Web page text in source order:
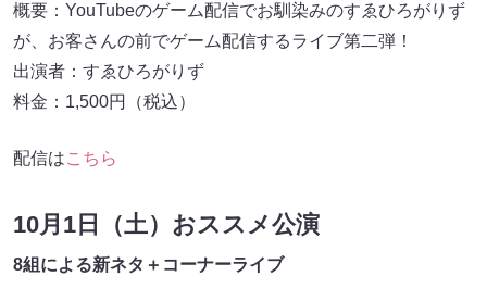
概要：YouTubeのゲーム配信でお馴染みのすゑひろがりず
が、お客さんの前でゲーム配信するライブ第二弾！
出演者：すゑひろがりず
料金：1,500円（税込）
配信はこちら
10月1日（土）おススメ公演
8組による新ネタ＋コーナーライブ